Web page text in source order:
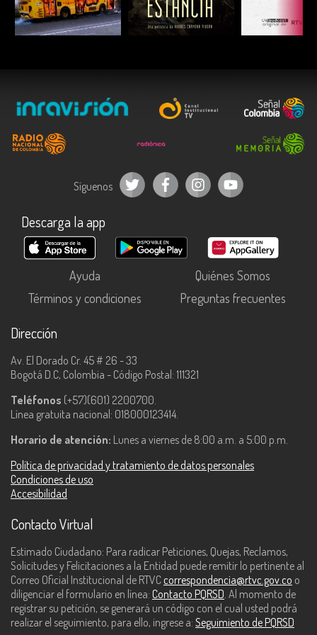
ESCUCHAR ESCUCHAR
Síguenos
Descarga la app
Ayuda
Quiénes Somos
Términos y condiciones
Preguntas frecuentes
Dirección
Av. El Dorado Cr. 45 # 26 - 33
Bogotá D.C, Colombia - Código Postal: 111321
Teléfonos (+57)(601) 2200700.
Línea gratuita nacional: 018000123414.
Horario de atención: Lunes a viernes de 8:00 a.m. a 5:00 p.m.
Política de privacidad y tratamiento de datos personales
Condiciones de uso
Accesibilidad
Contacto Virtual
Estimado Ciudadano: Para radicar Peticiones, Quejas, Reclamos,
Solicitudes y Felicitaciones a la Entidad puede remitir lo pertinente al
Correo Oficial Institucional de RTVC correspondencia@rtvc.gov.co o
diligenciar el formulario en línea: Contacto PQRSD. Al momento de
registrar su petición, se generará un código con el cual usted podrá
realizar el seguimiento, para ello, ingrese a: Seguimiento de PQRSD